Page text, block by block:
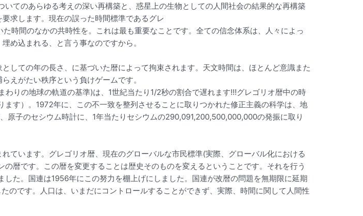
てのあらゆる考えの深い再構築と、惑星上の生物としての人間社会の結果的な再構築
求します。現在の誤った時間標準であるグレ
時間のなかの共時性を。これは最も重要なことです。全ての信念体系は、人々によっ
め込まれる、と言う事なのですから。
しての年の長さ、に基づいた暦によって拘束されます。天文時間は、ほとんど意識また
えがたい秩序という負けゲームです。
りの地球の軌道の基準)は、1世紀当たり1/2秒の割合で遅れます!!!グレゴリオ暦中の時
す）。1972年に、この不一致を整列させることに取りつかれた修正主義の科学は、地
子のセシウム時計に、1年当たりセシウムの290,091,200,500,000,000の発振に取り
ています。グレゴリオ暦、現在のグローバルな市民標準(実際、グローバル化における
暦です。この暦を変更することは歴史そのものを変えるということです。それを行う
た。国連は1956年にこの努力を棚上げにしました。国連が改暦の問題を無期限に延期
のです。人口は、いまだにコントロールすることができず、実際、時間に関して人間性